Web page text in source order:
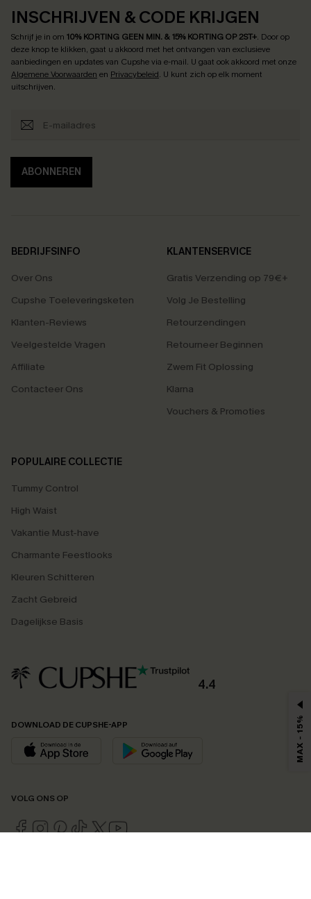
INSCHRIJVEN & CODE KRIJGEN
Schrijf je in om 10% KORTING GEEN MIN. & 15% KORTING OP 2ST+. Door op
deze knop te klikken, gaat u akkoord met het ontvangen van exclusieve
aanbiedingen en updates van Cupshe via e-mail. U gaat ook akkoord met onze
Algemene Voorwaarden en Privacybeleid. U kunt zich op elk moment
uitschrijven.
ABONNEREN
BEDRIJFSINFO
Over Ons
Cupshe Toeleveringsketen
Klanten-Reviews
Veelgestelde Vragen
Affiliate
Contacteer Ons
KLANTENSERVICE
Gratis Verzending op 79€+
Volg Je Bestelling
Retourzendingen
Retourneer Beginnen
Zwem Fit Oplossing
Klarna
Vouchers & Promoties
POPULAIRE COLLECTIE
Tummy Control
High Waist
Vakantie Must-have
Charmante Feestlooks
Kleuren Schitteren
Zacht Gebreid
Dagelijkse Basis
4.4
DOWNLOAD DE CUPSHE-APP
VOLG ONS OP
MAX - 15%